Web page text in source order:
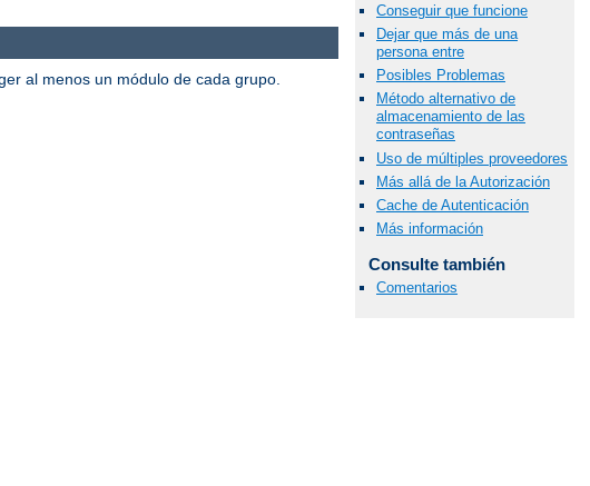
Conseguir que funcione
Dejar que más de una
persona entre
Posibles Problemas
Método alternativo de
almacenamiento de las
contraseñas
Uso de múltiples proveedores
Más allá de la Autorización
Cache de Autenticación
Más información
Consulte también
Comentarios
al menos un módulo de cada grupo.